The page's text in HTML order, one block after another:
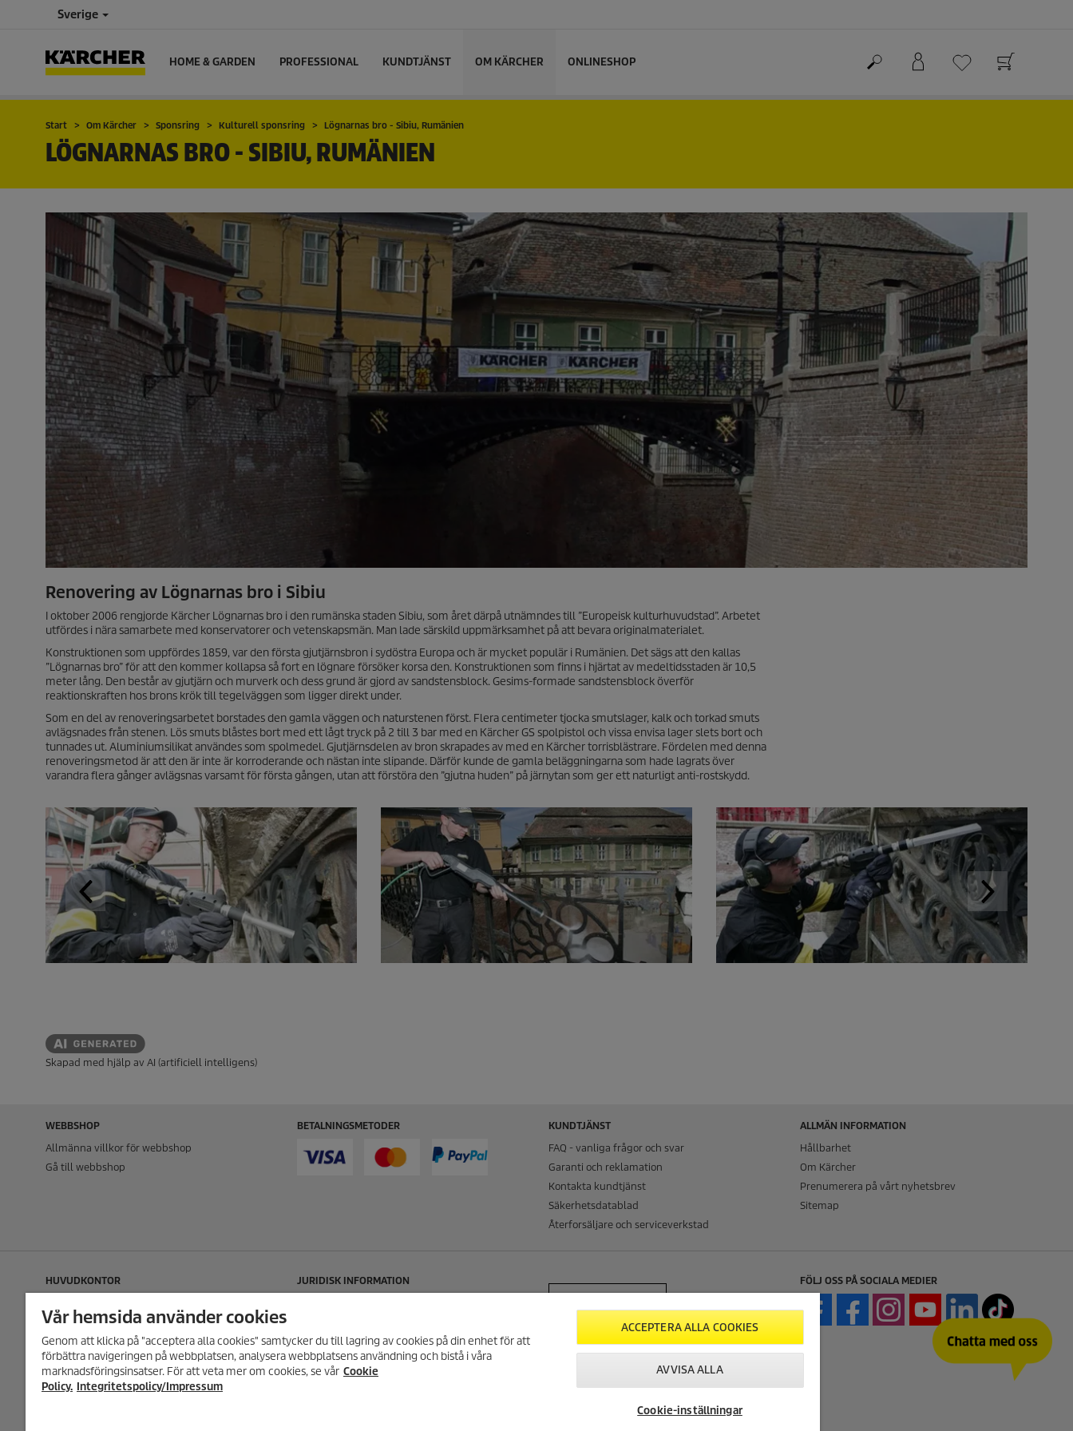
Sverige
HOME & GARDEN PROFESSIONAL KUNDTJÄNST OM KÄRCHER ONLINESHOP
Start Om Kärcher Sponsring Kulturell sponsring Lögnarnas bro - Sibiu, Rumänien
LÖGNARNAS BRO - SIBIU, RUMÄNIEN
Renovering av Lögnarnas bro i Sibiu
I oktober 2006 rengjorde Kärcher Lögnarnas bro i den rumänska staden Sibiu, som året därpå utnämndes till ”Europeisk kulturhuvudstad”. Arbetet
utfördes i nära samarbete med konservatorer och vetenskapsmän. Man lade särskild uppmärksamhet på att bevara originalmaterialet.
Konstruktionen som uppfördes 1859, var den första gjutjärnsbron i sydöstra Europa och är mycket populär i Rumänien. Det sägs att den kallas
”Lögnarnas bro” för att den kommer kollapsa så fort en lögnare försöker korsa den. Konstruktionen som finns i hjärtat av medeltidsstaden är 10,5
meter lång. Den består av gjutjärn och murverk och dess grund är gjord av sandstensblock. Gesims-formade sandstensblock överför
reaktionskraften hos brons krök till tegelväggen som ligger direkt under.
Som en del av renoveringsarbetet borstades den gamla väggen och naturstenen först. Flera centimeter tjocka smutslager, kalk och torkad smuts
avlägsnades från stenen. Lös smuts blåstes bort med ett lågt tryck på 2 till 3 bar med en Kärcher GS spolpistol och vissa envisa lager slets bort och
tunnades ut. Aluminiumsilikat användes som spolmedel. Gjutjärnsdelen av bron skrapades av med en Kärcher torrisblästrare. Fördelen med denna
renoveringsmetod är att den är inte är korroderande och nästan inte slipande. Därför kunde de gamla beläggningarna som hade lagrats över
varandra flera gånger avlägsnas varsamt för första gången, utan att förstöra den ”gjutna huden” på järnytan som ger ett naturligt anti-rostskydd.
Skapad med hjälp av AI (artificiell intelligens)
WEBBSHOP
Allmänna villkor för webbshop
Gå till webbshop
BETALNINGSMETODER
KUNDTJÄNST
FAQ - vanliga frågor och svar
Garanti och reklamation
Kontakta kundtjänst
Säkerhetsdatablad
Återforsäljare och serviceverkstad
ALLMÄN INFORMATION
Hållbarhet
Om Kärcher
Prenumerera på vårt nyhetsbrev
Sitemap
HUVUDKONTOR
Tagenevägen 31
425 37 Hisings Kärra
JURIDISK INFORMATION
Friskrivningsklausul
Hantering av personuppgifter
Integritetspolicy
FÖLJ OSS PÅ SOCIALA MEDIER
Vår hemsida använder cookies
Genom att klicka på "acceptera alla cookies" samtycker du till lagring av cookies på din enhet för att
förbättra navigeringen på webbplatsen, analysera webbplatsens användning och bistå i våra
marknadsföringsinsatser. För att veta mer om cookies, se vår Cookie
Policy. Integritetspolicy/Impressum
ACCEPTERA ALLA COOKIES
AVVISA ALLA
Cookie-inställningar